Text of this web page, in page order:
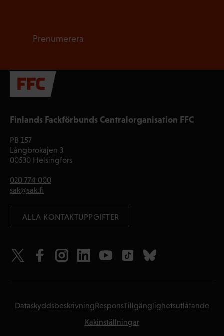
Finlands Fackförbunds Centralorganisation FFC
PB 157
Långbrokajen 3
00530 Helsingfors
020 774 000
sak@sak.fi
ALLA KONTAKTUPPGIFTER
Prenumerera
DataskyddsbeskrivningResponsTillgänglighetsutlåtande
Kakinställningar